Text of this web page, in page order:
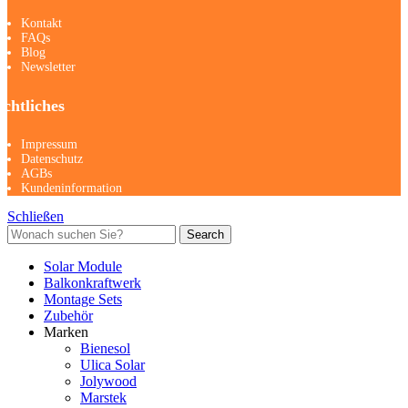
Kontakt
FAQs
Blog
Newsletter
Impressum
Datenschutz
AGBs
Kundeninformation
Schließen
Search
Solar Module
Balkonkraftwerk
Montage Sets
Zubehör
Marken
Bienesol
Ulica Solar
Jolywood
Marstek